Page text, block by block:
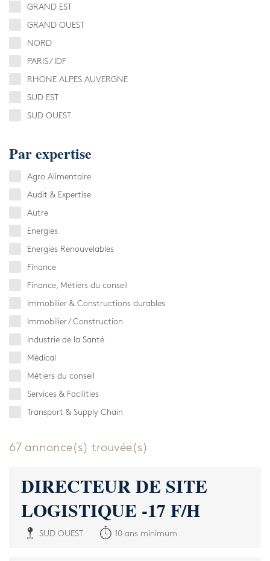
GRAND EST
GRAND OUEST
NORD
PARIS / IDF
RHONE ALPES AUVERGNE
SUD EST
SUD OUEST
Par expertise
Agro Alimentaire
Audit & Expertise
Autre
Energies
Energies Renouvelables
Finance
Finance, Métiers du conseil
Immobilier & Constructions durables
Immobilier / Construction
Industrie de la Santé
Médical
Métiers du conseil
Services & Facilities
Transport & Supply Chain
67 annonce(s) trouvée(s)
DIRECTEUR DE SITE
LOGISTIQUE -17 F/H
SUD OUEST 10 ans minimum